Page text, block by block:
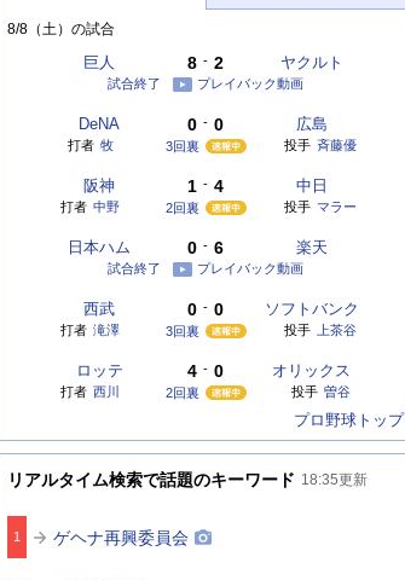
8/8（土） の試合
巨人 ヤクルト
試合終了 プレイバック動画
8 - 2
DeNA 広島
3回裏
0 - 0
打者 牧 投手 斉藤優
阪神 中日
2回裏
1 - 4
打者 中野 投手 マラー
日本ハム 楽天
試合終了 プレイバック動画
0 - 6
西武 ソフトバンク
3回裏
0 - 0
打者 滝澤 投手 上茶谷
ロッテ オリックス
2回裏
4 - 0
打者 西川 投手 曽谷
プロ野球トップ
リアルタイム検索で話題のキーワード 18:35更新
1 ゲヘナ再興委員会